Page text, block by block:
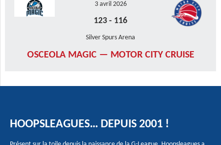
3 avril 2026
123 - 116
Silver Spurs Arena
OSCEOLA MAGIC — MOTOR CITY CRUISE
HOOPSLEAGUES… DEPUIS 2001 !